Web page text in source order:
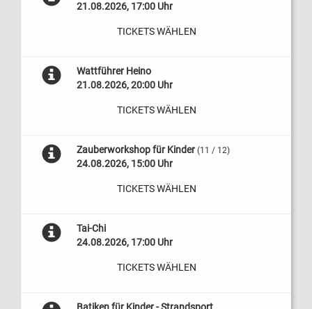
21.08.2026, 17:00 Uhr
TICKETS WÄHLEN
Wattführer Heino
21.08.2026, 20:00 Uhr
TICKETS WÄHLEN
Zauberworkshop für Kinder (11 / 12)
24.08.2026, 15:00 Uhr
TICKETS WÄHLEN
Tai-Chi
24.08.2026, 17:00 Uhr
TICKETS WÄHLEN